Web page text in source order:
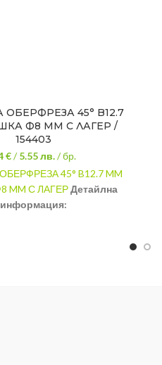
ОБЕРФРЕЗА 45° B12.7
Ф8 MM С ЛАГЕР /
154403
€/5.55лв. / бр.
45° B12.7 MM
MM С ЛАГЕРДетайлна
информация: